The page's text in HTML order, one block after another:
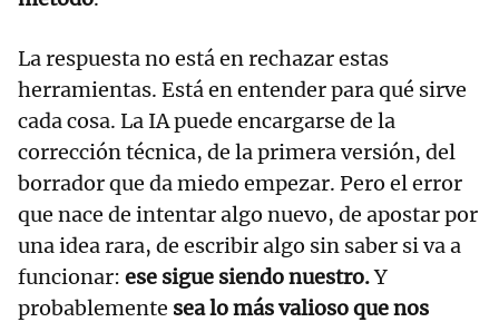
La respuesta no está en rechazar estas
herramientas. Está en entender para qué sirve
cada cosa. La IA puede encargarse de la
corrección técnica, de la primera versión, del
borrador que da miedo empezar. Pero el error
que nace de intentar algo nuevo, de apostar por
una idea rara, de escribir algo sin saber si va a
funcionar: ese sigue siendo nuestro.Y
probablemente sea lo más valioso que nos